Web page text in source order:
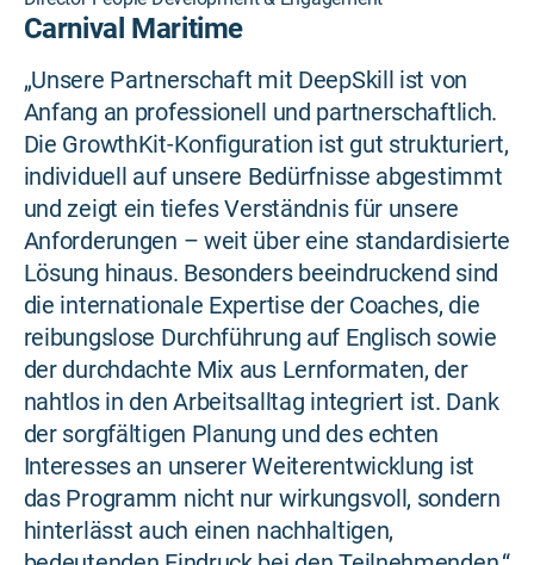
Carnival Maritime
„Unsere Partnerschaft mit DeepSkill ist von
Anfang an professionell und partnerschaftlich.
Die GrowthKit-Konfiguration ist gut strukturiert,
individuell auf unsere Bedürfnisse abgestimmt
und zeigt ein tiefes Verständnis für unsere
Anforderungen – weit über eine standardisierte
Lösung hinaus. Besonders beeindruckend sind
die internationale Expertise der Coaches, die
reibungslose Durchführung auf Englisch sowie
der durchdachte Mix aus Lernformaten, der
nahtlos in den Arbeitsalltag integriert ist. Dank
der sorgfältigen Planung und des echten
Interesses an unserer Weiterentwicklung ist
das Programm nicht nur wirkungsvoll, sondern
hinterlässt auch einen nachhaltigen,